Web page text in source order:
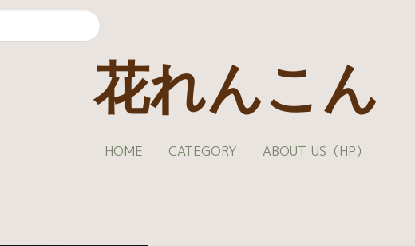
花れんこん
HOME CATEGORY ABOUT US（HP）